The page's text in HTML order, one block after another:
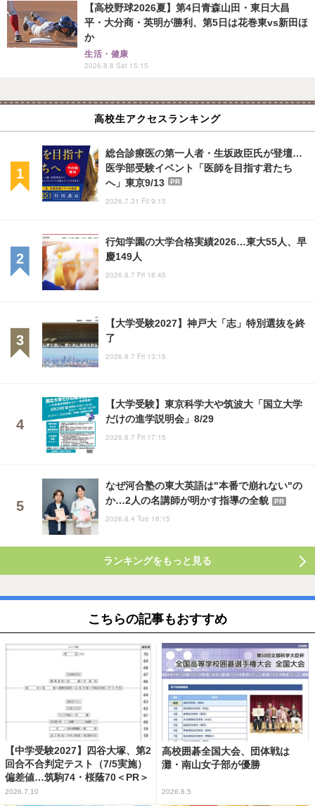
【高校野球2026夏】第4日青森山田・東日大昌
平・大分商・英明が勝利、第5日は花巻東vs新田ほ
か
生活・健康
2026.8.8 Sat 15:15
高校生アクセスランキング
総合診療医の第一人者・生坂政臣氏が登壇…
医学部受験イベント「医師を目指す君たち
へ」東京9/13
PR
2026.7.31 Fri 9:15
行知学園の大学合格実績2026…東大55人、早
慶149人
2026.8.7 Fri 18:45
【大学受験2027】神戸大「志」特別選抜を終
了
2026.8.7 Fri 13:15
【大学受験】東京科学大や筑波大「国立大学
だけの進学説明会」8/29
2026.8.7 Fri 17:15
なぜ河合塾の東大英語は"本番で崩れない"の
か…2人の名講師が明かす指導の全貌
PR
2026.8.4 Tue 18:15
ランキングをもっと見る
こちらの記事もおすすめ
【中学受験2027】四谷大塚、第2
回合不合判定テスト（7/5実施）
偏差値…筑駒74・桜蔭70＜PR＞
2026.7.10
高校囲碁全国大会、団体戦は
灘・南山女子部が優勝
2026.8.5